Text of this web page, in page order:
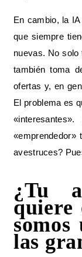
En cambio, la
que siempre
nuevas. No
también toma
ofertas y, en
El problema es
«emprendedor»
avestruces?
¿Tu
quiere
las